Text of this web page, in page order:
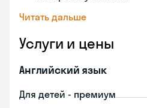
Читать дальше
Услуги и цены
Английский язык
Для детей - премиум